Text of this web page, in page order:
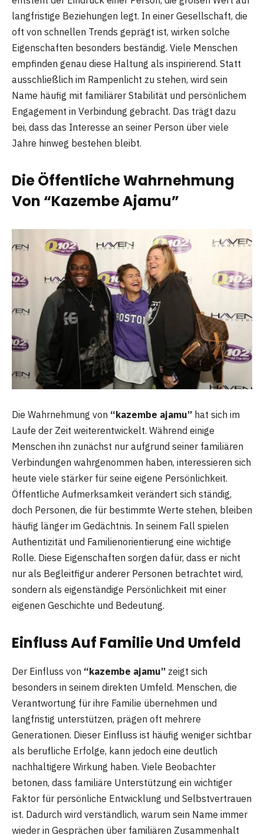
langfristige Beziehungen legt. In einer Gesellschaft, die
oft von schnellen Trends geprägt ist, wirken solche
Eigenschaften besonders beständig. Viele Menschen
empfinden genau diese Haltung als inspirierend. Statt
ausschließlich im Rampenlicht zu stehen, wird sein
Name häufig mit familiärer Stabilität und persönlichem
Engagement in Verbindung gebracht. Das trägt dazu
bei, dass das Interesse an seiner Person über viele
Jahre hinweg bestehen bleibt.
Die Öffentliche Wahrnehmung
Von “Kazembe Ajamu”
Die Wahrnehmung von “kazembe ajamu” hat sich im
Laufe der Zeit weiterentwickelt. Während einige
Menschen ihn zunächst nur aufgrund seiner familiären
Verbindungen wahrgenommen haben, interessieren sich
heute viele stärker für seine eigene Persönlichkeit.
Öffentliche Aufmerksamkeit verändert sich ständig,
doch Personen, die für bestimmte Werte stehen, bleiben
häufig länger im Gedächtnis. In seinem Fall spielen
Authentizität und Familienorientierung eine wichtige
Rolle. Diese Eigenschaften sorgen dafür, dass er nicht
nur als Begleitfigur anderer Personen betrachtet wird,
sondern als eigenständige Persönlichkeit mit einer
eigenen Geschichte und Bedeutung.
Einfluss Auf Familie Und Umfeld
Der Einfluss von “kazembe ajamu” zeigt sich
besonders in seinem direkten Umfeld. Menschen, die
Verantwortung für ihre Familie übernehmen und
langfristig unterstützen, prägen oft mehrere
Generationen. Dieser Einfluss ist häufig weniger sichtbar
als berufliche Erfolge, kann jedoch eine deutlich
nachhaltigere Wirkung haben. Viele Beobachter
betonen, dass familiäre Unterstützung ein wichtiger
Faktor für persönliche Entwicklung und Selbstvertrauen
ist. Dadurch wird verständlich, warum sein Name immer
wieder in Gesprächen über familiären Zusammenhalt